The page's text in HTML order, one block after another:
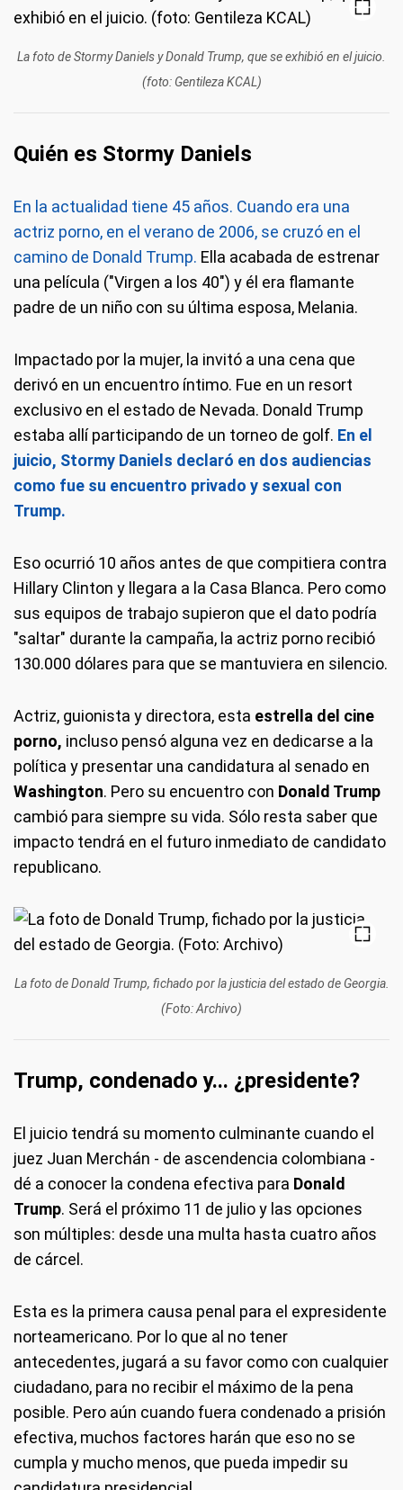
La foto de Stormy Daniels y Donald Trump, que se exhibió en el juicio.
(foto: Gentileza KCAL)
Quién es Stormy Daniels
En la actualidad tiene 45 años. Cuando era una
actriz porno, en el verano de 2006, se cruzó en el
camino de Donald Trump. Ella acabada de estrenar
una película ("Virgen a los 40") y él era flamante
padre de un niño con su última esposa, Melania.
Impactado por la mujer, la invitó a una cena que
derivó en un encuentro íntimo. Fue en un resort
exclusivo en el estado de Nevada. Donald Trump
estaba allí participando de un torneo de golf. En el
juicio, Stormy Daniels declaró en dos audiencias
como fue su encuentro privado y sexual con
Trump.
Eso ocurrió 10 años antes de que compitiera contra
Hillary Clinton y llegara a la Casa Blanca. Pero como
sus equipos de trabajo supieron que el dato podría
"saltar" durante la campaña, la actriz porno recibió
130.000 dólares para que se mantuviera en silencio.
Actriz, guionista y directora, esta estrella del cine
porno, incluso pensó alguna vez en dedicarse a la
política y presentar una candidatura al senado en
Washington. Pero su encuentro con Donald Trump
cambió para siempre su vida. Sólo resta saber que
impacto tendrá en el futuro inmediato de candidato
republicano.
La foto de Donald Trump, fichado por la justicia del estado de Georgia.
(Foto: Archivo)
Trump, condenado y... ¿presidente?
El juicio tendrá su momento culminante cuando el
juez Juan Merchán - de ascendencia colombiana -
dé a conocer la condena efectiva para Donald
Trump. Será el próximo 11 de julio y las opciones
son múltiples: desde una multa hasta cuatro años
de cárcel.
Esta es la primera causa penal para el expresidente
norteamericano. Por lo que al no tener
antecedentes, jugará a su favor como con cualquier
ciudadano, para no recibir el máximo de la pena
posible. Pero aún cuando fuera condenado a prisión
efectiva, muchos factores harán que eso no se
cumpla y mucho menos, que pueda impedir su